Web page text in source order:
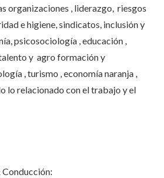
organizaciones , liderazgo, riesgos
e higiene, sindicatos, inclusión y
psicosociología , educación ,
y agro formación y
, turismo , economía naranja ,
lo relacionado con el trabajo y el